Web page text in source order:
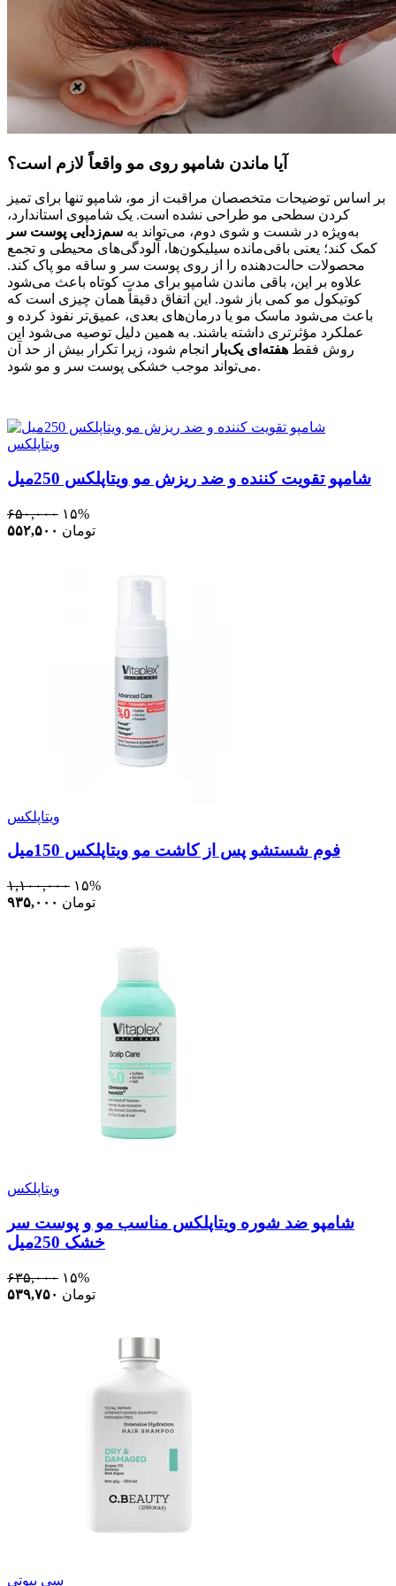
آیا ماندن شامپو روی مو واقعاً لازم است؟
بر اساس توضیحات متخصصان مراقبت از مو، شامپو تنها برای تمیز
کردن سطحی مو طراحی نشده است. یک شامپوی استاندارد،
به‌ویژه در شست‌ و شوی دوم، می‌تواند به سم‌زدایی پوست سر
کمک کند؛ یعنی باقی‌مانده سیلیکون‌ها، آلودگی‌های محیطی و تجمع
محصولات حالت‌دهنده را از روی پوست سر و ساقه مو پاک کند.
علاوه بر این، باقی ماندن شامپو برای مدت کوتاه باعث می‌شود
کوتیکول مو کمی باز شود. این اتفاق دقیقاً همان چیزی است که
باعث می‌شود ماسک مو یا درمان‌های بعدی، عمیق‌تر نفوذ کرده و
عملکرد مؤثرتری داشته باشند. به همین دلیل توصیه می‌شود این
روش فقط هفته‌ای یک‌بار
انجام شود، زیرا تکرار بیش از حد آن
می‌تواند موجب خشکی پوست سر و مو شود.
ویتاپلکس
شامپو تقویت کننده و ضد ریزش مو ویتاپلکس 250میل
۶۵۰,۰۰۰ ۱۵%
۵۵۲,۵۰۰ تومان
ویتاپلکس
فوم شستشو پس از کاشت مو ویتاپلکس 150میل
۱,۱۰۰,۰۰۰ ۱۵%
۹۳۵,۰۰۰ تومان
ویتاپلکس
شامپو ضد شوره ویتاپلکس مناسب مو و پوست سر
خشک 250میل
۶۳۵,۰۰۰ ۱۵%
۵۳۹,۷۵۰ تومان
سی بیوتی